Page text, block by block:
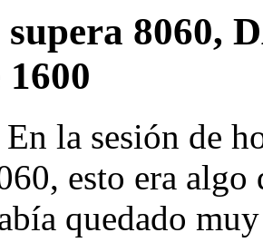
8060,
1600
En la sesión de
esto era algo
quedado